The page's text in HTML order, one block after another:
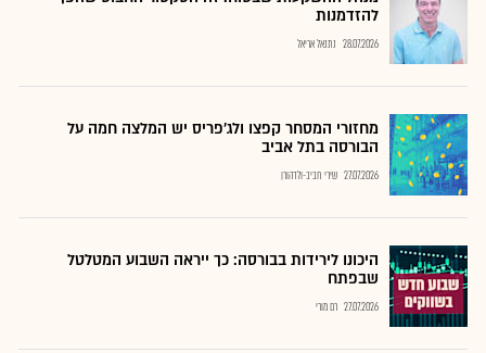
להזדמנות
28.07.2026 נתנאל אריאל
מחזורי המסחר קפצו ולג'פריס יש המלצה חמה על
הבורסה בתל אביב
27.07.2026 שירי חביב-ולדהורן
היכונו לירידות בבורסה: כך ייראה השבוע המטלטל
שבפתח
27.07.2026 רם מורי